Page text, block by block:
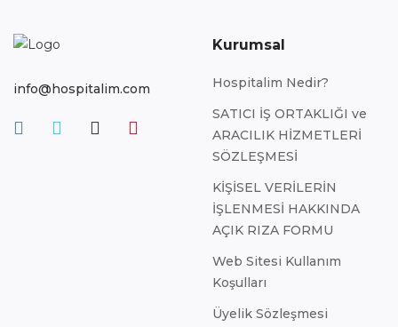
info@hospitalim.com
Kurumsal
Hospitalim Nedir?
SATICI İŞ ORTAKLIĞI ve
ARACILIK HİZMETLERİ
SÖZLEŞMESİ
KİŞİSEL VERİLERİN
İŞLENMESİ HAKKINDA
AÇIK RIZA FORMU
Web Sitesi Kullanım
Koşulları
Üyelik Sözleşmesi